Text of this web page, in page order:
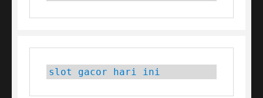
slot gacor hari ini